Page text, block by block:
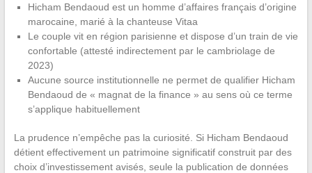
Hicham Bendaoud est un homme d’affaires français d’origine
marocaine, marié à la chanteuse Vitaa
Le couple vit en région parisienne et dispose d’un train de vie
confortable (attesté indirectement par le cambriolage de
2023)
Aucune source institutionnelle ne permet de qualifier Hicham
Bendaoud de « magnat de la finance » au sens où ce terme
s’applique habituellement
La prudence n’empêche pas la curiosité. Si Hicham Bendaoud
détient effectivement un patrimoine significatif construit par des
choix d’investissement avisés, seule la publication de données